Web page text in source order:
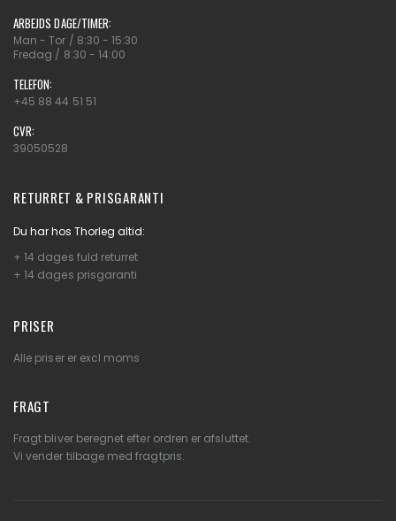
ARBEJDS DAGE/TIMER:
Man - Tor / 8:30 - 15:30
Fredag / 8:30 - 14:00
TELEFON:
+45 88 44 51 51
CVR:
39050528
RETURRET & PRISGARANTI
Du har hos Thorleg altid:
+ 14 dages fuld returret
+ 14 dages prisgaranti
PRISER
Alle priser er excl moms
FRAGT
Fragt bliver beregnet efter ordren er afsluttet.
Vi vender tilbage med fragtpris.